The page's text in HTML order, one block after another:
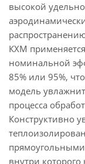
высокой
КХМ
номинальной
85% или 95%,
модель
процесса
Конструктивно
внутри